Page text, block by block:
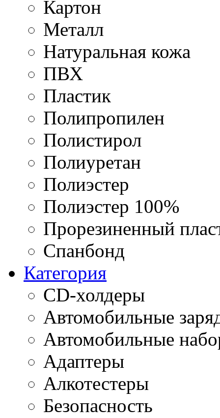
Картон
Металл
Натуральная кожа
ПВХ
Пластик
Полипропилен
Полистирол
Полиуретан
Полиэстер
Полиэстер 100%
Прорезиненный
Спанбонд
Категория
CD-холдеры
Автомобильные
Автомобильные
Адаптеры
Алкотестеры
Безопасность